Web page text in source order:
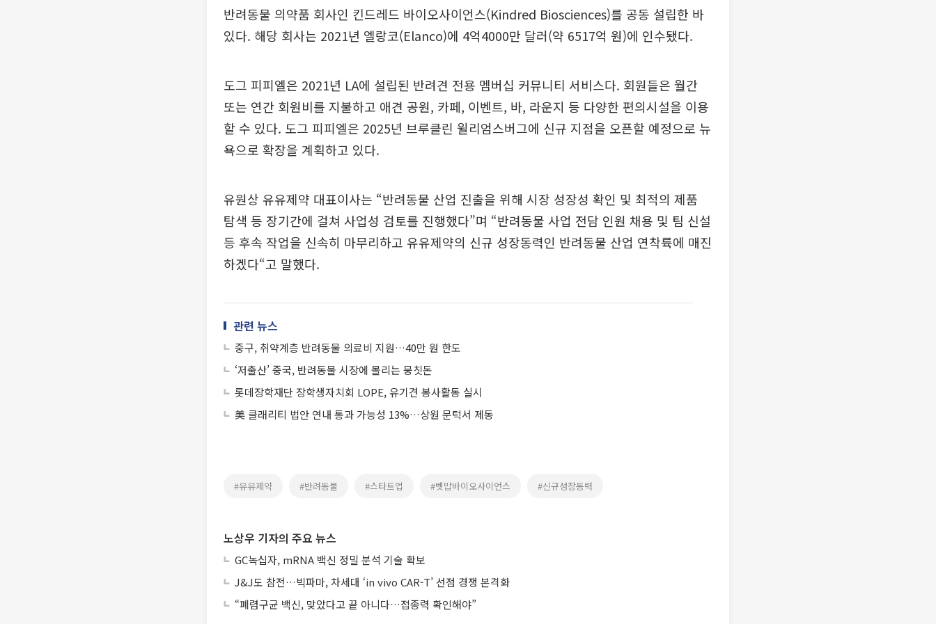
반려동물 의약품 회사인 킨드레드 바이오사이언스(Kindred Biosciences)를 공동 설립한 바
있다. 해당 회사는 2021년 엘랑코(Elanco)에 4억4000만 달러(약 6517억 원)에 인수됐다.
도그 피피엘은 2021년 LA에 설립된 반려견 전용 멤버십 커뮤니티 서비스다. 회원들은 월간
또는 연간 회원비를 지불하고 애견 공원, 카페, 이벤트, 바, 라운지 등 다양한 편의시설을 이용
할 수 있다. 도그 피피엘은 2025년 브루클린 윌리엄스버그에 신규 지점을 오픈할 예정으로 뉴
욕으로 확장을 계획하고 있다.
유원상 유유제약 대표이사는 “반려동물 산업 진출을 위해 시장 성장성 확인 및 최적의 제품
탐색 등 장기간에 걸쳐 사업성 검토를 진행했다”며 “반려동물 사업 전담 인원 채용 및 팀 신설
등 후속 작업을 신속히 마무리하고 유유제약의 신규 성장동력인 반려동물 산업 연착륙에 매진
하겠다“고 말했다.
관련 뉴스
중구, 취약계층 반려동물 의료비 지원…40만 원 한도
‘저출산’ 중국, 반려동물 시장에 몰리는 뭉칫돈
롯데장학재단 장학생자치회 LOPE, 유기견 봉사활동 실시
美 클래리티 법안 연내 통과 가능성 13%…상원 문턱서 제동
#유유제약 #반려동물 #스타트업 #벳맙바이오사이언스 #신규성장동력
노상우 기자의 주요 뉴스
GC녹십자, mRNA 백신 정밀 분석 기술 확보
J&J도 참전…빅파마, 차세대 ‘in vivo CAR-T’ 선점 경쟁 본격화
“폐렴구균 백신, 맞았다고 끝 아니다…접종력 확인해야”